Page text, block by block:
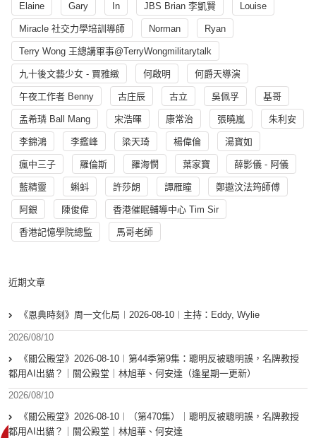
Elaine Gary In JBS Brian 李凱賢 Louise
Miracle 社交力學培訓導師 Norman Ryan
Terry Wong 王總講軍事@TerryWongmilitarytalk
九十後文藝少女 - 賈雅緻 何啟明 何爵天導演
午夜工作者 Benny 古庄辰 古立 吳佩孚 基哥
孟希璘 Ball Mang 宋浩暉 康常治 張曉嵐 朱利安
李錦鴻 李鑑峰 梁天琦 楊偉倫 湯寳如
瘋中三子 羅倫斯 羅海憫 葉家寶 薛影儀 - 阿儀
藍精靈 蝌蚪 許莎朗 譚雁瞳 鄭遨汶法筠師傅
阿銀 陳俊偉 香港催眠輔導中心 Tim Sir
香港記憶學院總監 馬哥老師
近期文章
《恩典時刻》周一文化局︱2026-08-10︱主持：Eddy, Wylie
2026/08/10
《關公殿堂》2026-08-10︱第44季第9集：聰明反被聰明誤，名牌教授
都用AI出貓？｜關公殿堂｜林旭華、何安達（逢星期一更新）
2026/08/10
《關公殿堂》2026-08-10︱（第470集）｜聰明反被聰明誤，名牌教授
都用AI出貓？｜關公殿堂｜林旭華、何安達